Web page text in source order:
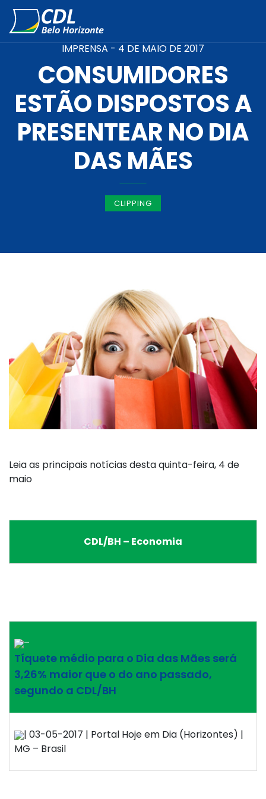
IMPRENSA - 4 DE MAIO DE 2017
CONSUMIDORES
ESTÃO DISPOSTOS A
PRESENTEAR NO DIA
DAS MÃES
CLIPPING
Leia as principais notícias desta quinta-feira, 4 de
maio
CDL/BH – Economia
–
Tíquete médio para o Dia das Mães será
3,26% maior que o do ano passado,
segundo a CDL/BH
| 03-05-2017 | Portal Hoje em Dia (Horizontes) |
MG – Brasil